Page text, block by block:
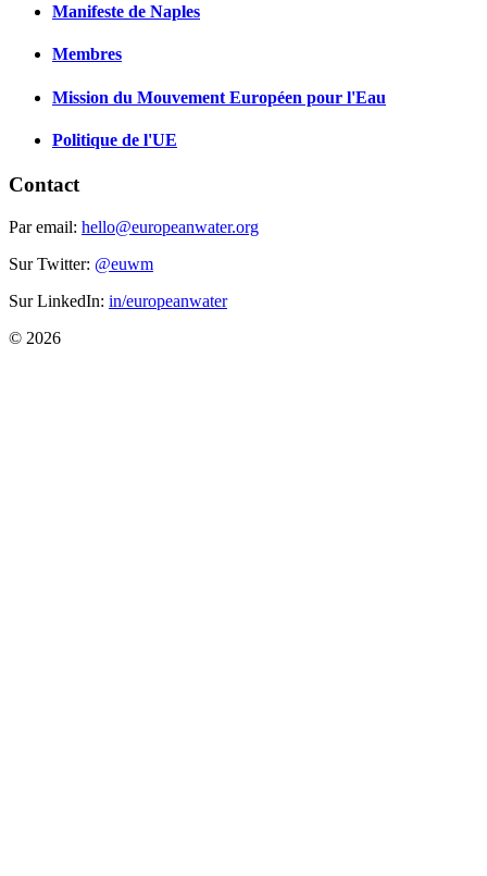
Manifeste de Naples
Membres
Mission du Mouvement Européen pour l'Eau
Politique de l'UE
Contact
Par email: hello@europeanwater.org
Sur Twitter: @euwm
Sur LinkedIn: in/europeanwater
© 2026